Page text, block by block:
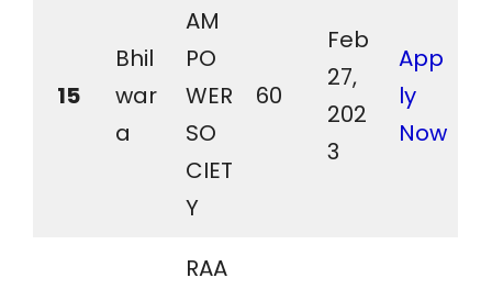
15
Bhil
war
a
AM
PO
WER
SO
CIET
Y
60
Feb
27,
202
3
App
ly
Now
RAA